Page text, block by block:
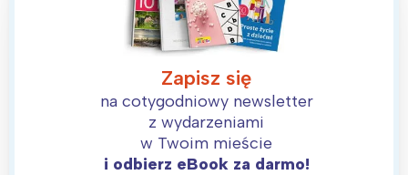
Zapisz się
na cotygodniowy newsletter
z wydarzeniami
w Twoim mieście
i odbierz eBook za darmo!